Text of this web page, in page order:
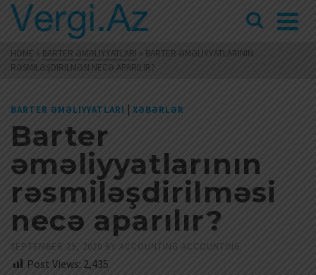
HOME » BARTER ƏMƏLIYYATLARI » BARTER ƏMƏLIYYATLARININ
RƏSMILƏŞDIRILMƏSI NECƏ APARILIR?
BARTER ƏMƏLIYYATLARI | XƏBƏRLƏR
Barter
əməliyyatlarının
rəsmiləşdirilməsi
necə aparılır?
SEPTEMBER 29, 2020 BY ACCOUNTING ACCOUNTING
Post Views: 2,435